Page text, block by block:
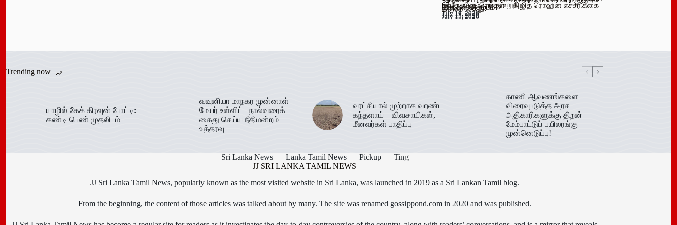
67 பேருக்கு டெங்கு உறுதி
July 16, 2026
ஊடக விளம்பரங்கள் – அஜித் ரொஹன எச்சரிக்கை
July 15, 2026
பணிகள் ஆரம்பம்!
July 15, 2026
இருவர் கைது!
July 15, 2026
Trending now
யாழில் கேக் கிரவுன் போட்டி:
கண்டி பெண் முதலிடம்
வவுனியா மாநகர முன்னாள்
மேயர் உள்ளிட்ட நால்வரைக்
கைது செய்ய நீதிமன்றம்
உத்தரவு
வரட்சியால் முற்றாக வறண்ட
கந்தளாய் – விவசாயிகள்,
மீனவர்கள் பாதிப்பு
காணி ஆவணங்களை
விரைவுபடுத்த அரச
அதிகாரிகளுக்கு திறன்
மேம்பாட்டுப் பயிலரங்கு
முன்னெடுப்பு!
Sri Lanka News Lanka Tamil News Pickup
Ting
JJ SRI LANKA TAMIL NEWS
JJ Sri Lanka Tamil News, popularly known as the most visited website in Sri Lanka, was launched in 2019 as a Sri Lankan Tamil blog.
From the beginning, the content of those articles was talked about by many. The site was renamed gossippond.com in 2020 and was published.